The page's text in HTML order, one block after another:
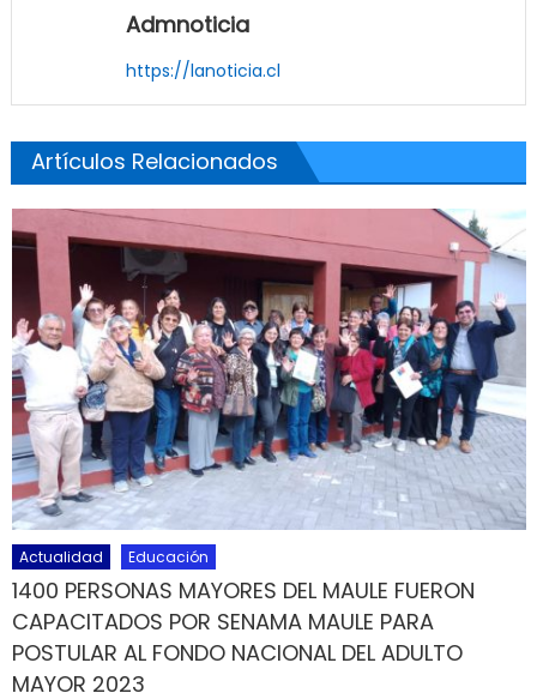
Admnoticia
https://lanoticia.cl
Artículos Relacionados
Actualidad Educación
1400 PERSONAS MAYORES DEL MAULE FUERON
CAPACITADOS POR SENAMA MAULE PARA
POSTULAR AL FONDO NACIONAL DEL ADULTO
MAYOR 2023